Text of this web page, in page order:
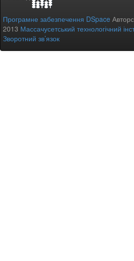
Програмне забезпечення DSpace
2013 Массачусетський технологічний
Зворотний зв’язок